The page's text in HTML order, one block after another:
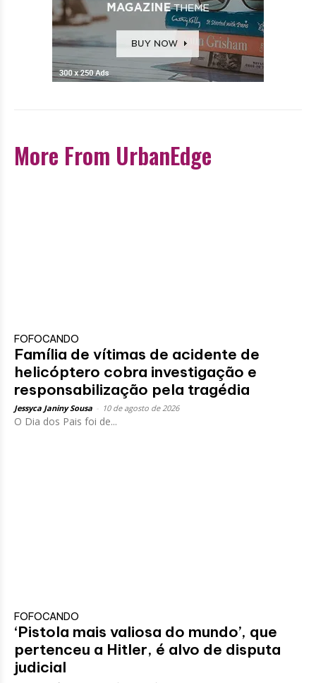
More From UrbanEdge
FOFOCANDO
Família de vítimas de acidente de
helicóptero cobra investigação e
responsabilização pela tragédia
Jessyca Janiny Sousa 10 de agosto de 2026
O Dia dos Pais foi de...
FOFOCANDO
‘Pistola mais valiosa do mundo’, que
pertenceu a Hitler, é alvo de disputa
judicial